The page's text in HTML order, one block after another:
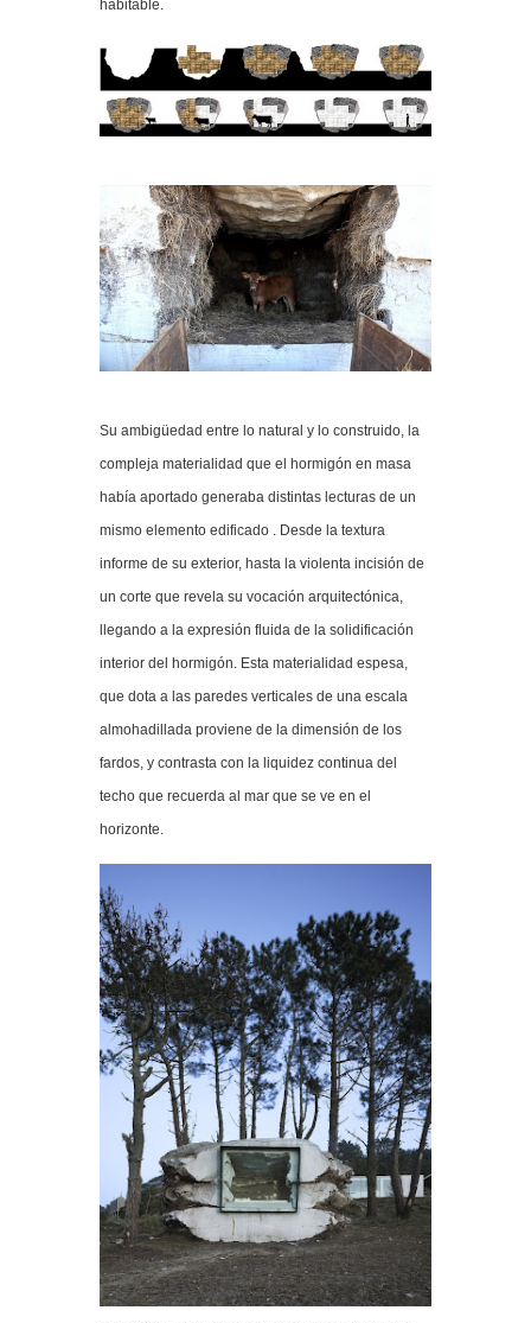
habitable.
Su ambigüedad entre lo natural y lo construido, la
compleja materialidad que el hormigón en masa
había aportado generaba distintas lecturas de un
mismo elemento edificado . Desde la textura
informe de su exterior, hasta la violenta incisión de
un corte que revela su vocación arquitectónica,
llegando a la expresión fluida de la solidificación
interior del hormigón. Esta materialidad espesa,
que dota a las paredes verticales de una escala
almohadillada proviene de la dimensión de los
fardos, y contrasta con la liquidez continua del
techo que recuerda al mar que se ve en el
horizonte.